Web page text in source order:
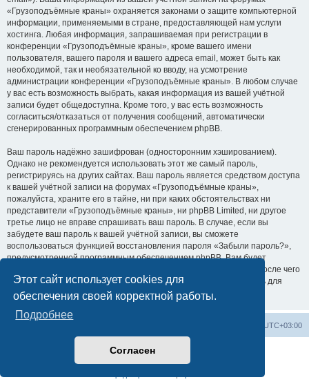
Этот сайт использует cookies для
обеспечения своей корректной работы.
Подробнее
Согласен
«Грузоподъёмные краны» охраняется законами о защите компьютерной
информации, применяемыми в стране, предоставляющей нам услуги
хостинга. Любая информация, запрашиваемая при регистрации в
конференции «Грузоподъёмные краны», кроме вашего имени
пользователя, вашего пароля и вашего адреса email, может быть как
необходимой, так и необязательной ко вводу, на усмотрение
администрации конференции «Грузоподъёмные краны». В любом случае
у вас есть возможность выбрать, какая информация из вашей учётной
записи будет общедоступна. Кроме того, у вас есть возможность
согласиться/отказаться от получения сообщений, автоматически
сгенерированных программным обеспечением phpBB.
Ваш пароль надёжно зашифрован (односторонним хэшированием).
Однако не рекомендуется использовать этот же самый пароль,
регистрируясь на других сайтах. Ваш пароль является средством доступа
к вашей учётной записи на форумах «Грузоподъёмные краны»,
пожалуйста, храните его в тайне, ни при каких обстоятельствах ни
представители «Грузоподъёмные краны», ни phpBB Limited, ни другое
третье лицо не вправе спрашивать ваш пароль. В случае, если вы
забудете ваш пароль к вашей учётной записи, вы сможете
воспользоваться функцией восстановления пароля «Забыли пароль?»,
предусмотренной программным обеспечением phpBB. Вам будет
необходимо ввести ваше имя пользователя и ваш адрес email, после чего
программное обеспечение phpBB сгенерирует вам новый пароль для
вашей учётной записи.
UTC+03:00
Создано на основеphpBB® Forum Software © phpBB Limited
Русская поддержка phpBB